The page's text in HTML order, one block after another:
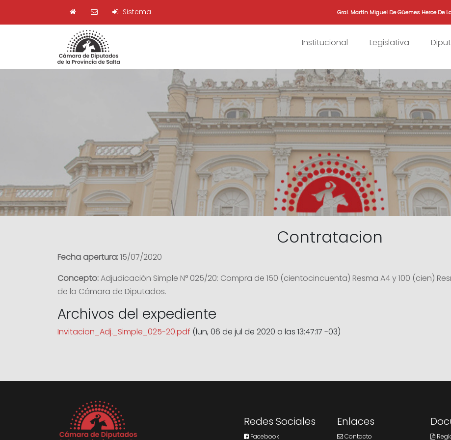
Sistema Gral. Martín Miguel De Güemes Heroe De
Institucional Legislativa
Contratacion
Fecha apertura:15/07/2020
Concepto:Adjudicación Simple N° 025/20: Compra de 150 (cientocincuenta) Resma A4 y 100 (cien)
de la Cámara de Diputados.
Archivos del expediente
Invitacion_Adj._Simple_025-20.pdf (lun, 06 de jul de 2020 a las 13:47:17 -03)
Redes Sociales
Facebook
Enlaces
Contacto